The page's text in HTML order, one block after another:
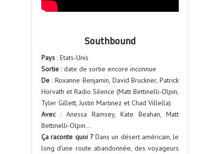
Southbound
Pays : Etats-Unis
Sortie : date de sortie encore inconnue
De : Roxanne Benjamin, David Bruckner, Patrick
Horvath et Radio Silence (Matt Bettinelli-Olpin,
Tyler Gillett, Justin Martinez et Chad Villella)
Avec: Anessa Ramsey, Kate Beahan, Matt
Bettinelli-Olpin…
Ça raconte quoi ?Dans un désert américain, le
long d’une route abandonnée, des voyageurs